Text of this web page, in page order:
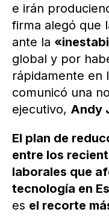
e irán
firma alegó que
ante la
global y por
rápidamente en
comunicó una
ejecutivo, Andy
El plan de
entre los
laborales que
tecnología en
es el recorte